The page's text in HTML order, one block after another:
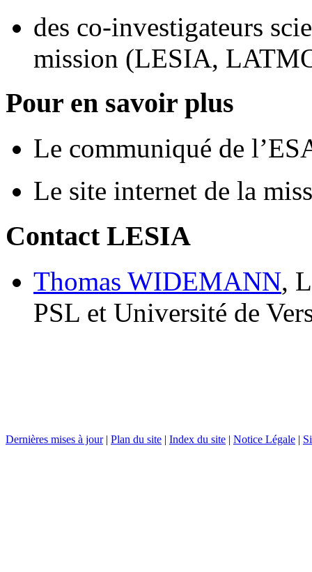
des co-investigateurs
mission (LESIA,
Pour en savoir plus
Le communiqué de
Le site internet de la
Contact LESIA
Thomas WIDEMANN,
PSL et Université de
Dernières mises à jour| Plan du site | Index du site | Notice Légale |